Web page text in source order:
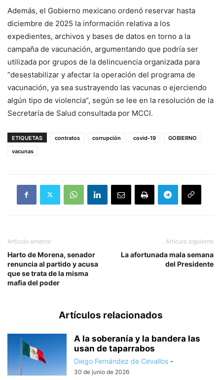
Además, el Gobierno mexicano ordenó reservar hasta
diciembre de 2025 la información relativa a los
expedientes, archivos y bases de datos en torno a la
campaña de vacunación, argumentando que podría ser
utilizada por grupos de la delincuencia organizada para
“desestabilizar y afectar la operación del programa de
vacunación, ya sea sustrayendo las vacunas o ejerciendo
algún tipo de violencia”, según se lee en la resolución de la
Secretaría de Salud consultada por MCCI.
ETIQUETAS contratos corrupción covid-19
GOBIERNO
vacunas
Artículo anterior
Harto de Morena, senador
renuncia al partido y acusa
que se trata de la misma
mafia del poder
Artículo siguiente
La afortunada mala semana
del Presidente
Artículos relacionados
A la soberanía y la bandera las
usan de taparrabos
Diego Fernández de Cevallos -
30 de junio de 2026